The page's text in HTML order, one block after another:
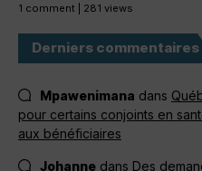
1 comment 281 views
Derniers commentaires
Mpawenimana dans
pour certains conjoints en
aux bénéficiaires
Johanne dans Des